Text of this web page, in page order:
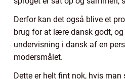
Derfor kan det også blive et
brug for at lære dansk godt,
undervisning i dansk af en
modersmålet.
Dette er helt fint nok, hvis